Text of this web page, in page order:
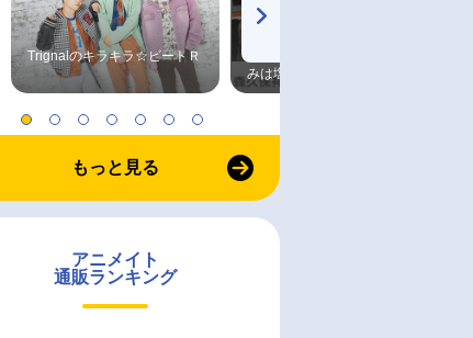
Trignalのキラキラ☆ビートＲ
みは塩だけ
もっと見る
アニメイト
通販ランキング